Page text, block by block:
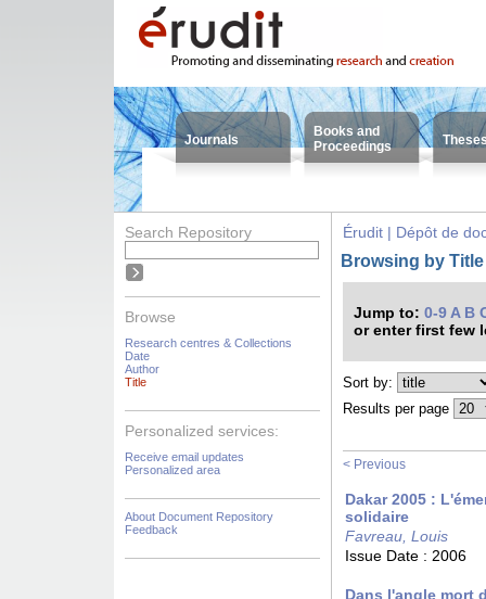
Journals
Books and
Proceedings
Search Repository
Browse
Research centres & Collections
Date
Author
Title
Personalized services:
Receive email updates
Personalized area
About Document Repository
Feedback
Érudit | Dépôt de
Browsing by Title
Jump to: 0-9 A B
or enter first few
Sort by:
Results per page
< Previous
Dakar 2005 :
solidaire
Favreau, Louis
Issue Date : 2006
Dans l'angle mort